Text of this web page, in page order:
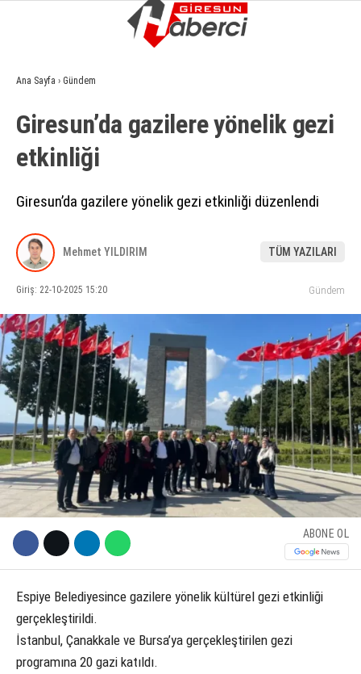
WhatsApp İhbar Hattı
Facebook
GÜNDEM
EKONOMI
SIYASET
SPOR
YAŞAM
EĞITIM
SAĞLIK
KÜLTÜR SANAT
SERVISLER
Ana Sayfa › Gündem
Giresun’da gazilere yönelik gezi
etkinliği
Giresun’da gazilere yönelik gezi etkinliği düzenlendi
Mehmet YILDIRIM TÜM YAZILARI
Giriş: 22-10-2025 15:20 Gündem
ABONE OL
Espiye Belediyesince gazilere yönelik kültürel gezi etkinliği
gerçekleştirildi.
İstanbul, Çanakkale ve Bursa’ya gerçekleştirilen gezi
programına 20 gazi katıldı.